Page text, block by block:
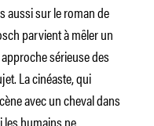
aussi sur le roman de
parvient à mêler un
sérieuse des
La cinéaste, qui
avec un cheval dans
les humains ne